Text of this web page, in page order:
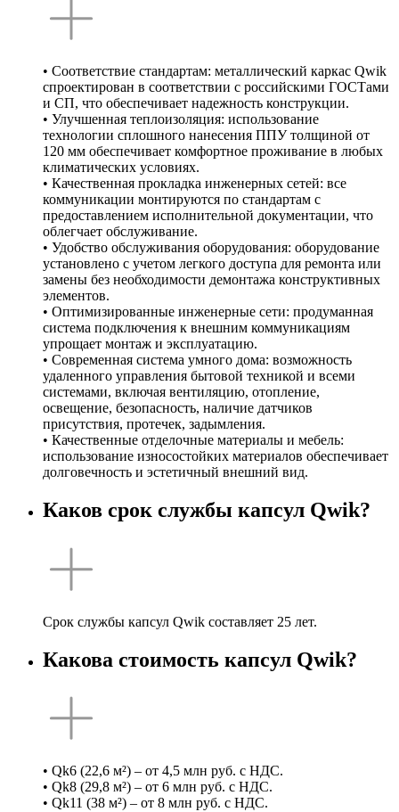
• Соответствие стандартам: металлический каркас Qwik
спроектирован в соответствии с российскими ГОСТами
и СП, что обеспечивает надежность конструкции.
• Улучшенная теплоизоляция: использование
технологии сплошного нанесения ППУ толщиной от
120 мм обеспечивает комфортное проживание в любых
климатических условиях.
• Качественная прокладка инженерных сетей: все
коммуникации монтируются по стандартам с
предоставлением исполнительной документации, что
облегчает обслуживание.
• Удобство обслуживания оборудования: оборудование
установлено с учетом легкого доступа для ремонта или
замены без необходимости демонтажа конструктивных
элементов.
• Оптимизированные инженерные сети: продуманная
система подключения к внешним коммуникациям
упрощает монтаж и эксплуатацию.
• Современная система умного дома: возможность
удаленного управления бытовой техникой и всеми
системами, включая вентиляцию, отопление,
освещение, безопасность, наличие датчиков
присутствия, протечек, задымления.
• Качественные отделочные материалы и мебель:
использование износостойких материалов обеспечивает
долговечность и эстетичный внешний вид.
Каков срок службы капсул Qwik?
Срок службы капсул Qwik составляет 25 лет.
Какова стоимость капсул Qwik?
• Qk6 (22,6 м²) – от 4,5 млн руб. с НДС.
• Qk8 (29,8 м²) – от 6 млн руб. с НДС.
• Qk11 (38 м²) – от 8 млн руб. с НДС.